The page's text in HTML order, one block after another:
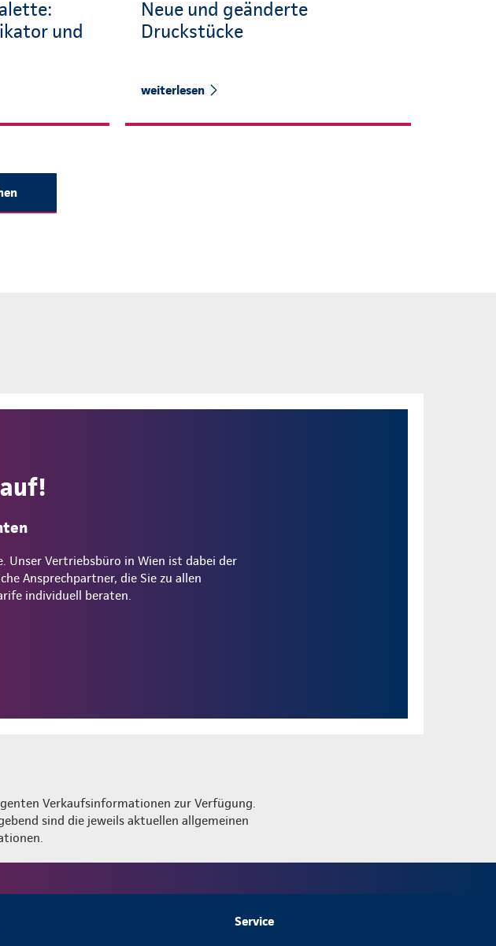
und
Neue und geänderte
Druckstücke
weiterlesen
Unser Vertriebsbüro in Wien ist dabei der
Ansprechpartner, die Sie zu allen
individuell beraten.
Verkaufsinformationen zur Verfügung.
sind die jeweils aktuellen allgemeinen
Service